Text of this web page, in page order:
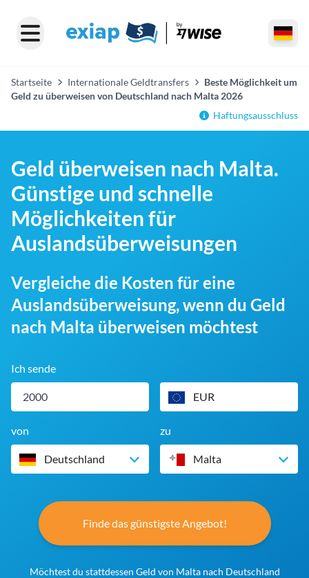
Startseite Internationale Geldtransfers
Beste Möglichkeit um
Geld zu überweisen von Deutschland nach Malta 2026
Haftungsausschluss
Geld überweisen nach Malta.
Günstige und schnelle
Möglichkeiten für
Auslandsüberweisungen
Vergleiche die Kosten für eine
Auslandsüberweisung, wenn du Geld
nach Malta überweisen möchtest
Ich sende
EUR
von
Deutschland
zu
Malta
Finde das günstigste Angebot!
Möchtest du stattdessen Geld von Malta nach Deutschland